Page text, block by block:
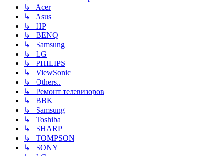
↳ Acer
↳ Asus
↳ HP
↳ BENQ
↳ Samsung
↳ LG
↳ PHILIPS
↳ ViewSonic
↳ Others..
↳ Ремонт телевизоров
↳ BBK
↳ Samsung
↳ Toshiba
↳ SHARP
↳ TOMPSON
↳ SONY